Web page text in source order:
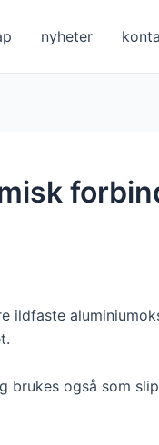
nyheter
ildfaste
også som